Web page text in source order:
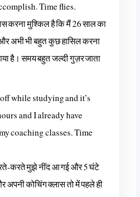
Time flies.
करना मुश्किल है कि मैं 26 साल का
और अभी भी बहुत कुछ हासिल करना
है। समय बहुत जल्दी गुज़र जाता
while studying and it’s
and I already have
coaching classes. Time
करते मुझे नींद आ गई और 5 घंटे
अपनी कोचिंग क्लास तो में पहले ही